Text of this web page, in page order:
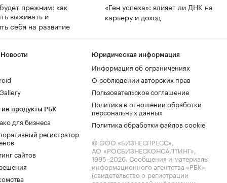
прежним: как
выживать и
себя на развитие
«Ген успеха»: влияет ли ДНК на
карьеру и доход
продукты РБК
для бизнеса
регистратор
сайтов
Юридическая информация
Информация об ограничениях
О соблюдении авторских прав
Пользовательское соглашение
Политика в отношении обработки
персональных данных
Политика обработки файлов cookie
© ООО «БИЗНЕСПРЕСС»,
АО «РОСБИЗНЕСКОНСАЛТИНГ»,
1995–2026. Сообщения и материалы
информационного агентства «РБК»
(свидетельство о регистрации